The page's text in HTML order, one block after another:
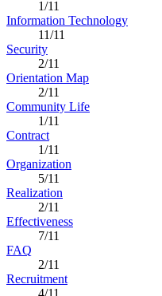
1/11
Information Technology
11/11
Security
2/11
Orientation Map
2/11
Community Life
1/11
Contract
1/11
Organization
5/11
Realization
2/11
Effectiveness
7/11
FAQ
2/11
Recruitment
4/11